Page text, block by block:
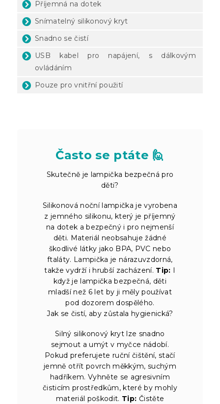
Příjemná na dotek
Snímatelný silikonový kryt
Snadno se čistí
USB kabel pro napájení, s dálkovým
ovládáním
Pouze pro vnitřní použití
Často se ptáte 🙋
Skutečně je lampička bezpečná pro
děti?
Silikonová noční lampička je vyrobena
z jemného silikonu, který je příjemný
na dotek a bezpečný i pro nejmenší
děti. Materiál neobsahuje žádné
škodlivé látky jako BPA, PVC nebo
ftaláty. Lampička je nárazuvzdorná,
takže vydrží i hrubší zacházení. Tip: I
když je lampička bezpečná, děti
mladší než 6 let by ji měly používat
pod dozorem dospělého.
Jak se čistí, aby zůstala hygienická?
Silný silikonový kryt lze snadno
sejmout a umýt v myčce nádobí.
Pokud preferujete ruční čištění, stačí
jemně otřít povrch měkkým, suchým
hadříkem. Vyhněte se agresivním
čisticím prostředkům, které by mohly
materiál poškodit. Tip: Čistěte